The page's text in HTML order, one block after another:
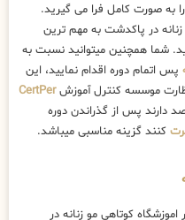
به صورت کامل فرا می گیرید.
در پاکدشت به مهم ترین
شما همچنین میتوانید نسبت به
پس اتمام دوره اقدام نمایید، این
موسسه کنترل آموزشCertPer
دارند پس از گذراندن دوره
کنند گزینه مناسبی میباشد.
کوتاهی مو زنانه در